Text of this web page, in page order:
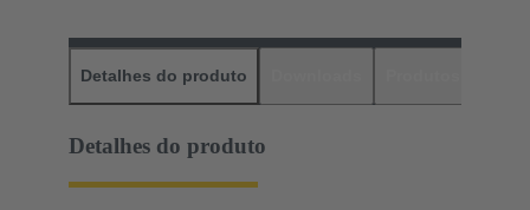
Detalhes do produto
Detalhes do produto